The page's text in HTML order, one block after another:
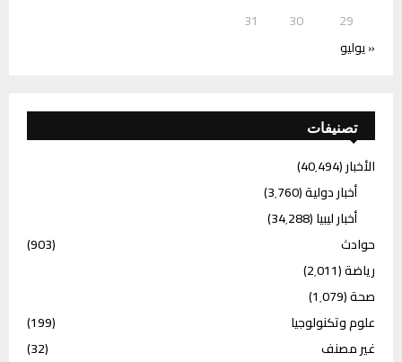
29
30
31
« يوليو
تصنيفات
الأخبار(40٬494)
أخبار دولية(3٬760)
أخبار ليبيا(34٬288)
حوادث
(903)
رياضة(2٬011)
صحة(1٬079)
علوم وتكنولوجيا
(199)
غير مصنف
(32)